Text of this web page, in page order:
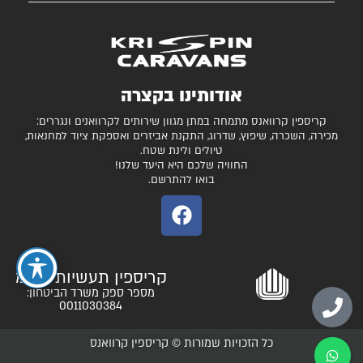
חניונים מומלצים
יצירת קשר
ציוד ואביזרים נלווים
אודותינו בקצרה
קריספין קרוואנס מתמחה במתן מגוון שירותים לקרוואנים ונגררים:
מכירה, השכרה, שיפוץ, שדרוג, התקנת אביזרים ואספקת ציוד למחנאות,
טיולים ולינת שטח.
החוויה שלכם היא היעד שלנו!
בואו להתרשם.
קריספין תעשיות בע"מ
מספר ספק משרד הביטחון:
0011030384
כל הזכויות שמורות © קריספין קרוואנס